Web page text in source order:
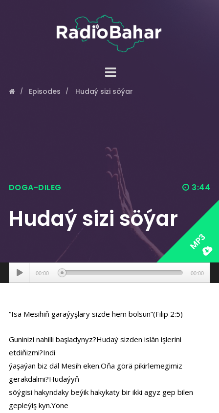
Episodes Hudaý sizi söýar
DOGA-DILEG 3:44
Hudaý sizi söýar
MP3
Аудиоплеер
00:00 00:00
“Isa Mesihiň garaýyşlary sizde hem bolsun”(Filip 2:5)
Guninizi nahilli başladynyz?Hudaý sizden islän işlerini
etdiňizmi?Indi
ýaşaýan biz däl Mesih eken.Oňa görä pikirlemegimiz
gerakdalmi?Hudaýyň
söýgisi hakyndaky beýik hakykaty bir ikki agyz gep bilen
gepleýiş kyn.Yone